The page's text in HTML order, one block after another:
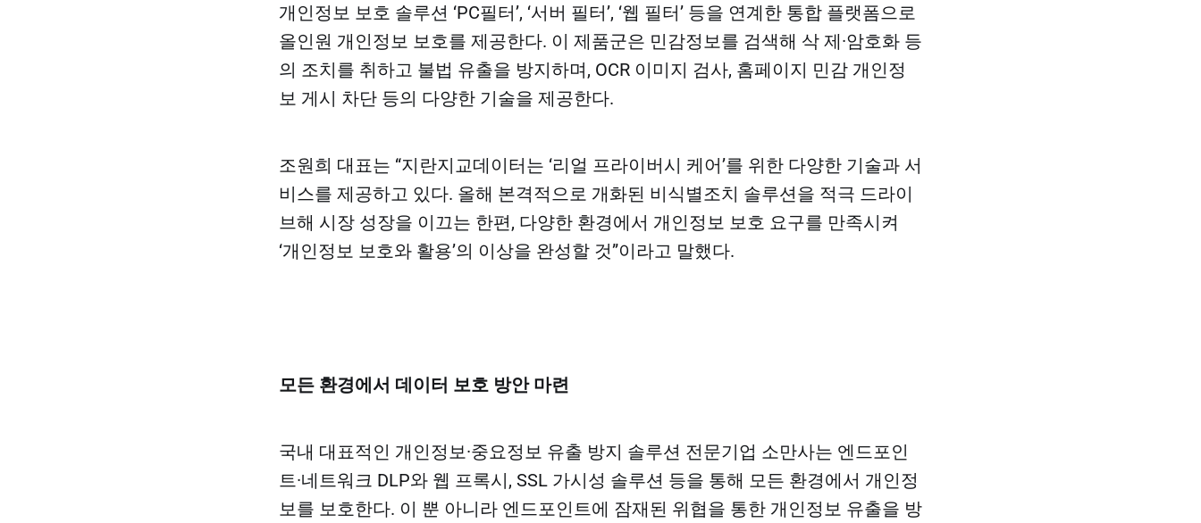
개인정보 보호 솔루션 ‘PC필터’, ‘서버 필터’, ‘웹 필터’ 등을 연계한 통합 플랫폼으로
올인원 개인정보 보호를 제공한다. 이 제품군은 민감정보를 검색해 삭 제·암호화 등
의 조치를 취하고 불법 유출을 방지하며, OCR 이미지 검사, 홈페이지 민감 개인정
보 게시 차단 등의 다양한 기술을 제공한다.
조원희 대표는 “지란지교데이터는 ‘리얼 프라이버시 케어’를 위한 다양한 기술과 서
비스를 제공하고 있다. 올해 본격적으로 개화된 비식별조치 솔루션을 적극 드라이
브해 시장 성장을 이끄는 한편, 다양한 환경에서 개인정보 보호 요구를 만족시켜
‘개인정보 보호와 활용’의 이상을 완성할 것”이라고 말했다.
모든 환경에서 데이터 보호 방안 마련
국내 대표적인 개인정보·중요정보 유출 방지 솔루션 전문기업 소만사는 엔드포인
트·네트워크 DLP와 웹 프록시, SSL 가시성 솔루션 등을 통해 모든 환경에서 개인정
보를 보호한다. 이 뿐 아니라 엔드포인트에 잠재된 위협을 통한 개인정보 유출을 방